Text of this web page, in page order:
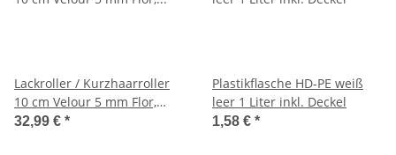
Lackroller / Kurzhaarroller
10 cm Velour 5 mm Flor,
lösungsmittelfest (10er-
32,99 € *
Plastikflasche HD-PE weiß
leer 1 Liter inkl. Deckel
1,58 € *